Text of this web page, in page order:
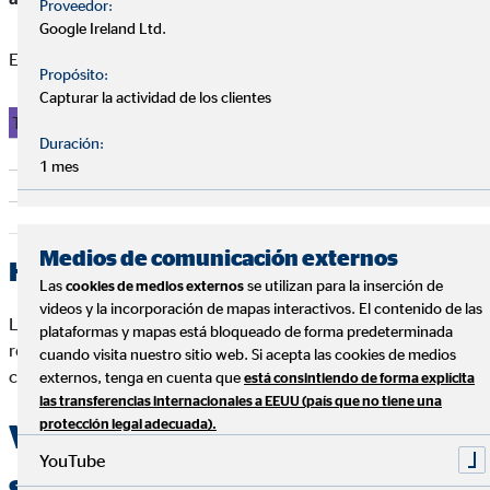
Estas son las comisiones según la DGSFP
Tipo de fondo de pensiones
De renta fija mixta
1,30
Horizonte temporal
Los planes son productos de inversión a largo plazo. La
rentabilidad mejora con el tiempo gracias al interés
compuesto.
Ventajas fiscales que también
Proveedor:
Google Ireland Ltd.
Propósito:
Capturar la actividad de los clientes
Duración:
1 mes
Medios de comunicación externos
Las cookies de medios externos se utilizan para la inserción de
videos y la incorporación de mapas interactivos. El contenido de las
plataformas y mapas está bloqueado de forma predeterminada
cuando visita nuestro sitio web. Si acepta las cookies de medios
externos, tenga en cuenta que está consintiendo de forma explícita
las transferencias internacionales a EEUU (país que no tiene una
protección legal adecuada).
YouTube